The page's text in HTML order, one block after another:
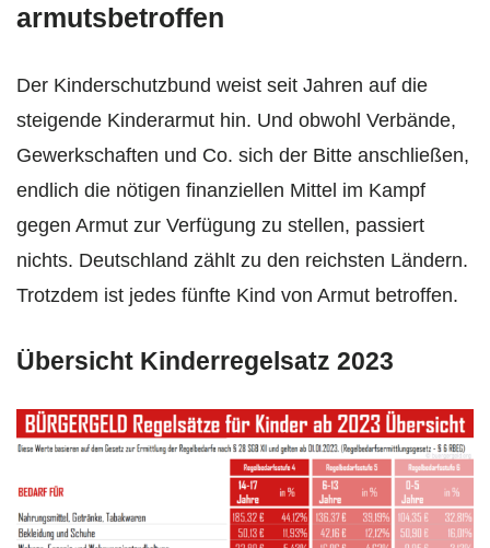
armutsbetroffen
Der Kinderschutzbund weist seit Jahren auf die
steigende Kinderarmut hin. Und obwohl Verbände,
Gewerkschaften und Co. sich der Bitte anschließen,
endlich die nötigen finanziellen Mittel im Kampf
gegen Armut zur Verfügung zu stellen, passiert
nichts. Deutschland zählt zu den reichsten Ländern.
Trotzdem ist jedes fünfte Kind von Armut betroffen.
Übersicht Kinderregelsatz 2023